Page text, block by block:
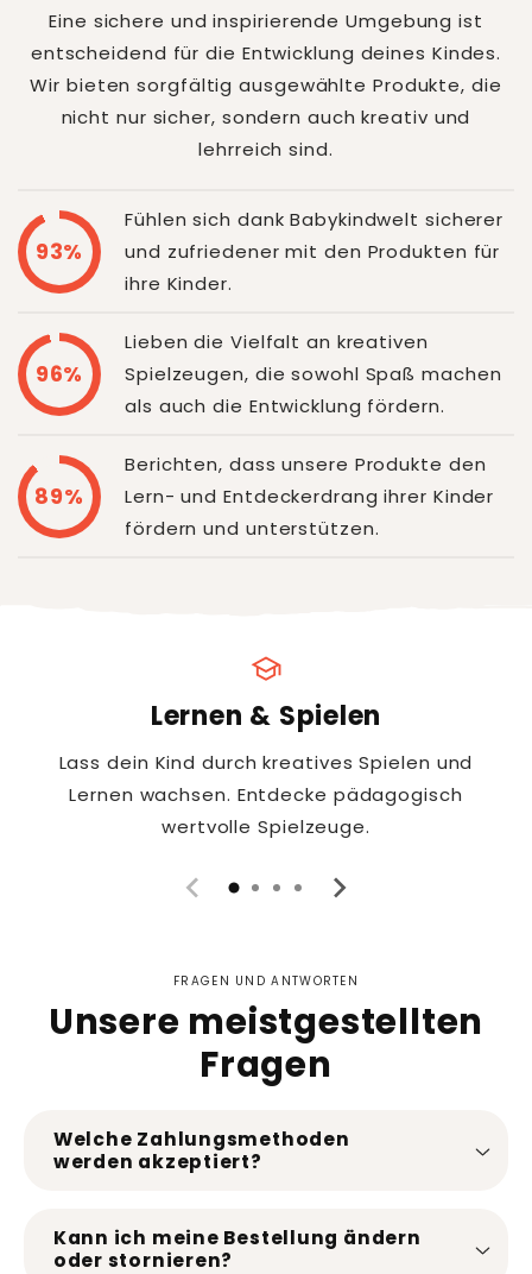
Eine sichere und inspirierende Umgebung ist
entscheidend für die Entwicklung deines Kindes.
Wir bieten sorgfältig ausgewählte Produkte, die
nicht nur sicher, sondern auch kreativ und
lehrreich sind.
93%
Fühlen sich dank Babykindwelt sicherer
und zufriedener mit den Produkten für
ihre Kinder.
96%
Lieben die Vielfalt an kreativen
Spielzeugen, die sowohl Spaß machen
als auch die Entwicklung fördern.
89%
Berichten, dass unsere Produkte den
Lern- und Entdeckerdrang ihrer Kinder
fördern und unterstützen.
school
Lernen & Spielen
Lass dein Kind durch kreatives Spielen und
Lernen wachsen. Entdecke pädagogisch
wertvolle Spielzeuge.
FRAGEN UND ANTWORTEN
Unsere meistgestellten
Fragen
Welche Zahlungsmethoden
werden akzeptiert?
Kann ich meine Bestellung ändern
oder stornieren?